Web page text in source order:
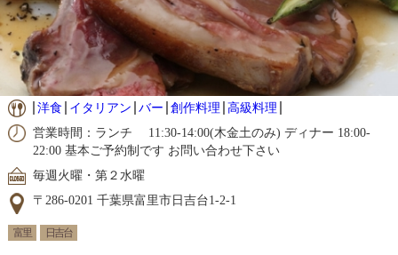
洋食 イタリアン バー 創作料理 高級料理
営業時間：ランチ 11:30-14:00(木金土のみ) ディナー 18:00-
22:00 基本ご予約制です お問い合わせ下さい
毎週火曜・第２水曜
〒286-0201 千葉県富里市日吉台1-2-1
富里 日吉台